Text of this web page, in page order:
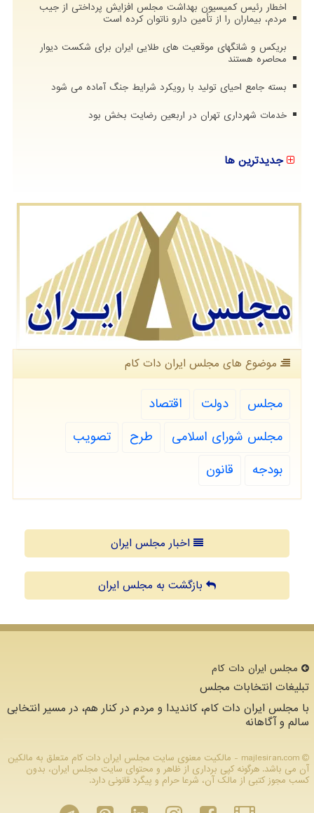
اخطار رئیس کمیسیون بهداشت مجلس افزایش پرداختی از جیب
مردم، بیماران را از تأمین دارو ناتوان کرده است
بریکس و شانگهای موقعیت های طلایی ایران برای شکست دیوار
محاصره هستند
بسته جامع احیای تولید با رویکرد شرایط جنگ آماده می شود
خدمات شهرداری تهران در اربعین رضایت بخش بود
جدیدترین ها
موضوع های مجلس ایران دات كام
مجلس دولت
اقتصاد
مجلس شورای اسلامی
طرح
تصویب
بودجه
قانون
اخبار مجلس ایران
بازگشت به مجلس ایران
مجلس ایران دات كام
تبلیغات انتخابات مجلس
با مجلس ایران دات کام، کاندیدا و مردم در کنار هم، در مسیر انتخابی
سالم و آگاهانه
majlesiran.com - مالکیت معنوی سایت مجلس ایران دات كام متعلق به مالکین
آن می باشد. هرگونه کپی برداری از ظاهر و محتوای سایت مجلس ایران، بدون
کسب مجوز کتبی از مالک آن، شرعا حرام و پیگرد قانونی دارد.